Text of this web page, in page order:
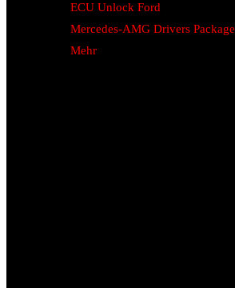
ECU Unlock Ford
Mercedes-AMG Drivers Package
Mehr